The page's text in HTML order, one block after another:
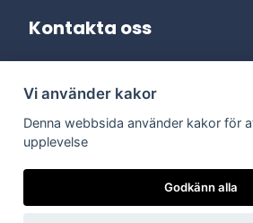
Kontakta oss
Adress:
Dala Energi AB
Postadress:Box 254, 793 26 Leksand
Kundservice: 0247-738 00
Epost:info@dalaenergi.se
Chatten är stängd
Vi använder kakor
Denna webbsida använder kakor för
upplevelse
Godkänn alla